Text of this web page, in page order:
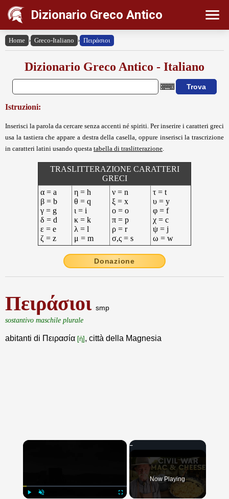
Dizionario Greco Antico
Home › Greco-Italiano › Πειράσιοι
Dizionario Greco Antico - Italiano
Istruzioni:
Inserisci la parola da cercare senza accenti né spiriti. Per inserire i caratteri greci
usa la tastiera che appare a destra della casella, oppure inserisci la trascrizione
in caratteri latini usando questa tabella di traslitterazione
TRASLITTERAZIONE CARATTERI
GRECI
α = a
β = b
γ = g
δ = d
ε = e
ζ = z
η = h
θ = q
ι = i
κ = k
λ = l
μ = m
ν = n
ξ = x
ο = o
π = p
ρ = r
σ,ς = s
τ = t
υ = y
φ = f
χ = c
ψ = j
ω = w
Donazione
Πειράσιοι smp
sostantivo maschile plurale
abitanti di Πειρασία [ἡ] , città della Magnesia
×
Now Playing